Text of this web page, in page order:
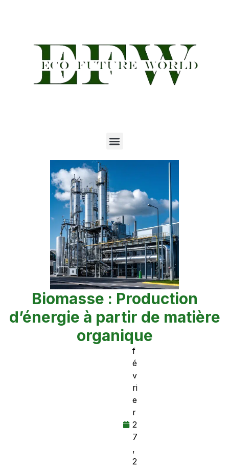
Biomasse : Production
d’énergie à partir de matière
organique
f
é
v
ri
e
r
2
7
,
2